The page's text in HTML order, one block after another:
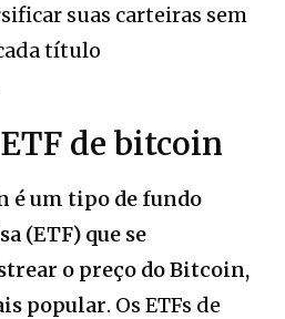
suas carteiras sem
título
de bitcoin
é um tipo de fundo
(ETF) que se
o preço do Bitcoin,
popular. Os ETFs de